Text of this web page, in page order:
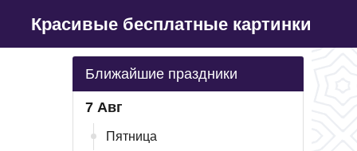
Красивые бесплатные картинки
Ближайшие праздники
7 Авг
Пятница